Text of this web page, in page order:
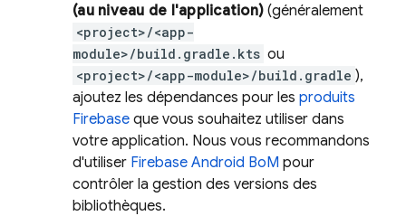
(au niveau de l'application) (généralement
<project>/<app-
module>/build.gradle.kts ou
<project>/<app-module>/build.gradle ),
ajoutez les dépendances pour les produits
Firebase que vous souhaitez utiliser dans
votre application. Nous vous recommandons
d'utiliser Firebase Android BoM pour
contrôler la gestion des versions des
bibliothèques.